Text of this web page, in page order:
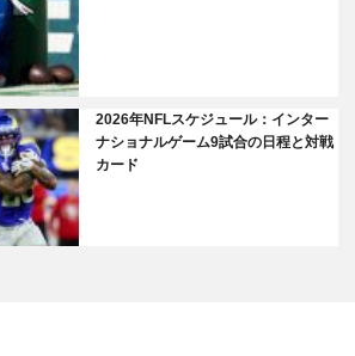
2026年NFLスケジュール：インター
ナショナルゲーム9試合の日程と対戦
カード